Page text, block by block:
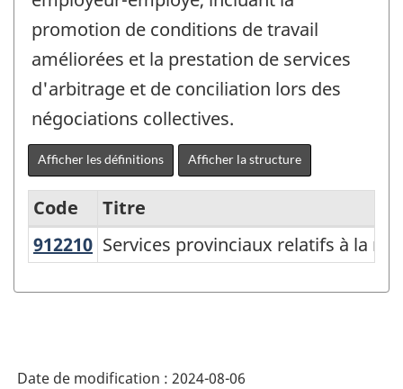
promotion de conditions de travail
améliorées et la prestation de services
d'arbitrage et de conciliation lors des
négociations collectives.
Afficher les définitions Afficher la structure
Variante
classification
Code
Titre
912210 Services provinciaux relatifs à la
Services provinciaux relatifs à la
Date de modification : 2024-08-06